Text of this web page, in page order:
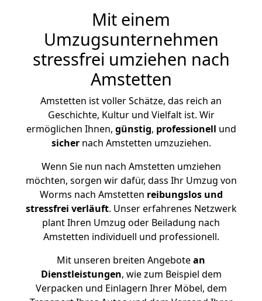
Mit einem
Umzugsunternehmen
stressfrei umziehen nach
Amstetten
Amstetten ist voller Schätze, das reich an
Geschichte, Kultur und Vielfalt ist. Wir
ermöglichen Ihnen, günstig, professionell und
sichernach Amstetten umzuziehen.
Wenn Sie nun nach Amstetten umziehen
möchten, sorgen wir dafür, dass Ihr Umzug von
Worms nach Amstetten reibungslos und
stressfrei verläuft. Unser erfahrenes Netzwerk
plant Ihren Umzug oder Beiladung nach
Amstetten individuell und professionell.
Mit unseren breiten Angebotean
Dienstleistungen, wie zum Beispiel dem
Verpacken und Einlagern Ihrer Möbel, dem